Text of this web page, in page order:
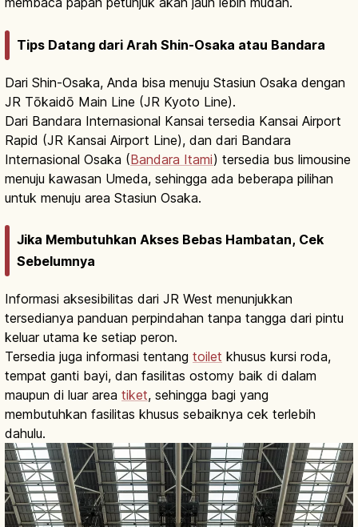
Tips Datang dari Arah Shin-Osaka atau Bandara
Dari Shin-Osaka, Anda bisa menuju Stasiun Osaka dengan
JR Tōkaidō Main Line (JR Kyoto Line).
Dari Bandara Internasional Kansai tersedia Kansai Airport
Rapid (JR Kansai Airport Line), dan dari Bandara
Internasional Osaka (Bandara Itami) tersedia bus limousine
menuju kawasan Umeda, sehingga ada beberapa pilihan
untuk menuju area Stasiun Osaka.
Jika Membutuhkan Akses Bebas Hambatan, Cek
Sebelumnya
Informasi aksesibilitas dari JR West menunjukkan
tersedianya panduan perpindahan tanpa tangga dari pintu
keluar utama ke setiap peron.
Tersedia juga informasi tentang toilet khusus kursi roda,
tempat ganti bayi, dan fasilitas ostomy baik di dalam
maupun di luar area tiket, sehingga bagi yang
membutuhkan fasilitas khusus sebaiknya cek terlebih
dahulu.